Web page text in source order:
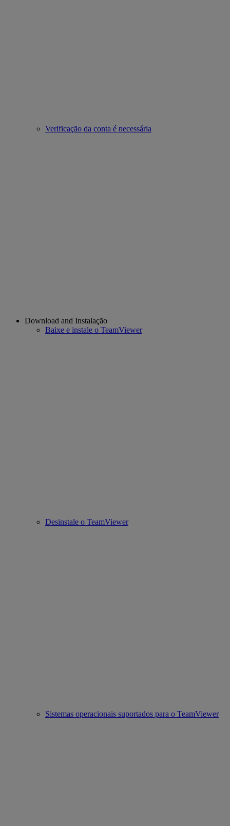
Verificação da conta é necessária
Download and Instalação
Baixe e instale o TeamViewer
Desinstale o TeamViewer
Sistemas operacionais suportados para o TeamViewer